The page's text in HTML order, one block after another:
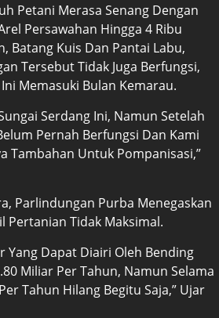
Petani Merasa Senang Dengan
Persawahan Hingga 4 Ribu
Batang Kuis Dan Pantai Labu,
Tersebut Tidak Juga Berfungsi,
Memasuki Bulan Kemarau.
Serdang Ini, Namun Setelah
Pernah Berfungsi Dan Kami
Tambahan Untuk Pompanisasi,”
Parlindungan Purba Menegaskan
Pertanian Tidak Maksimal.
Yang Dapat Diairi Oleh Bending
Miliar Per Tahun, Namun Selama
Tahun Hilang Begitu Saja,” Ujar